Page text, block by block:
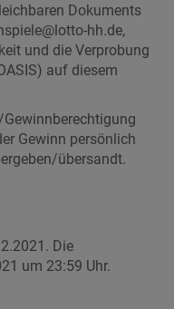
Dokuments
hh.de,
und die Verprobung
auf diesem
Gewinn persönlich
übersandt.
Die
um 23:59 Uhr.